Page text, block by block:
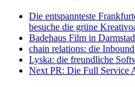
Die entspannteste
besuche die grüne
Badehaus Film in
chain relations: die
Lyska: die freundliche
Next PR: Die Full Service